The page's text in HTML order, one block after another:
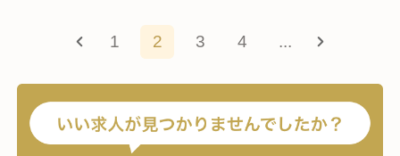
1 2 3 4 ...